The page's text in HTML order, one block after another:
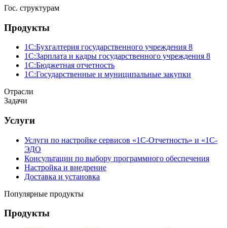
Гос. структурам
Продукты
1С:Бухгалтерия государственного учреждения 8
1С:Зарплата и кадры государственного учреждения 8
1С:Бюджетная отчетность
1С:Государственные и муниципальные закупки
Отрасли
Задачи
Услуги
Услуги по настройке сервисов «1С-Отчетность» и «1С-
ЭДО
Консультации по выбору программного обеспечения
Настройка и внедрение
Доставка и установка
Популярные продукты
Продукты